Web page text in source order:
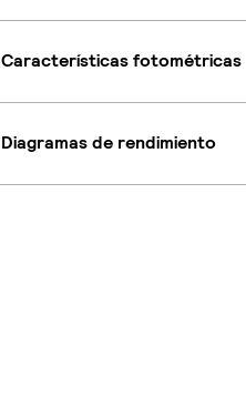
Características fotométricas
Diagramas de rendimiento